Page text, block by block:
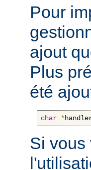
Pour
ajout
Plus
été
char *
Si vous